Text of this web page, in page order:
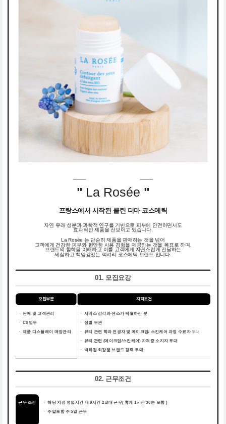
" La Rosée "
프랑스에서 시작된 클린 더마 코스메틱
자연 유래 성분과 과학적 연구를 기반으로 피부에 안전하면서도
효과적인 제품을 선보이고 있습니다.
La Rosée 는 단순히 제품을 판매하는 것을 넘어
고객에게 건강한 피부와 편안한 사용 경험을 제공하는 것을 목표로 하며,
브랜드의 철학을 이해하고 이를 고객에게 자연스럽게 전달하는
세심하고 책임감있는 럭셔리 코스메틱 브랜드 입니다.
01. 모집요강
모집부문 자격조건
ㆍ 판매 및 고객관리
ㆍ CS업무
ㆍ 제품 디스플레이 매장관리
ㆍ
서비스 감각과 센스가 탁월하신 분
ㆍ
성별 무관
ㆍ
뷰티 관련 학과 전공자 및 메이크업/ 스킨케어 과정 수료자우대
ㆍ
뷰티 관련 (메이크업/스킨케어) 자격증 소지자 우대
ㆍ 백화점 화장품 브랜드 경력 우대
02. 근무조건
근무 조건 ㆍ해당 지점 영업시간 내 9시간 2교대 근무( 휴게 1시간 30분 포함 )
ㆍ주말포함 주 5일 근무